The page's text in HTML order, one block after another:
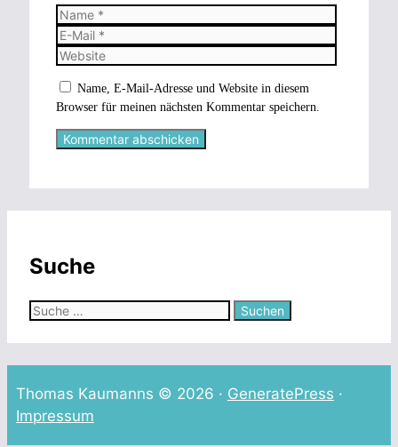
Name
Name, E-Mail-Adresse und Website in diesem
Browser für meinen nächsten Kommentar speichern.
Suche
Suche
Thomas Kaumanns © 2026 · GeneratePress ·
Impressum